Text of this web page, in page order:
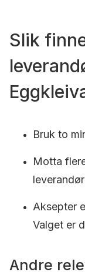
Slik
Bruk to
Motta
Aksepter
Valget er
Andre